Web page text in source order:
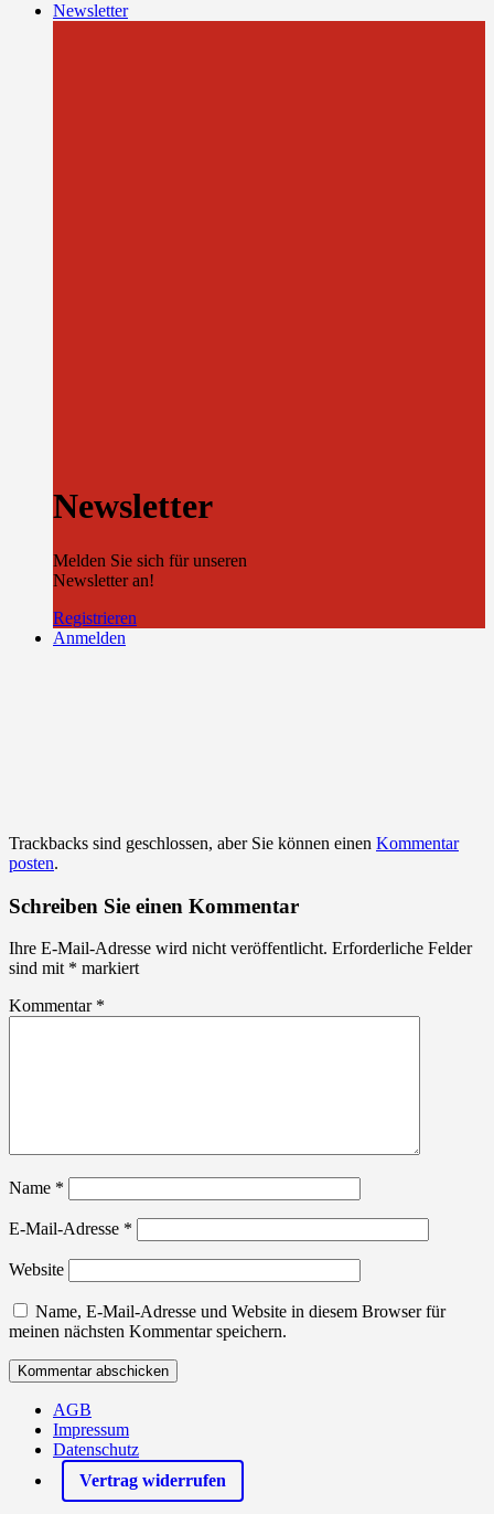
Newsletter
Newsletter
Melden Sie sich für unseren
Newsletter an!
Registrieren
Anmelden
Trackbacks sind geschlossen, aber Sie können einen Kommentar
posten.
Schreiben Sie einen Kommentar
Ihre E-Mail-Adresse wird nicht veröffentlicht. Erforderliche Felder
sind mit * markiert
Kommentar *
Name *
E-Mail-Adresse *
Website
Name, E-Mail-Adresse und Website in diesem Browser für
meinen nächsten Kommentar speichern.
AGB
Impressum
Datenschutz
Vertrag widerrufen